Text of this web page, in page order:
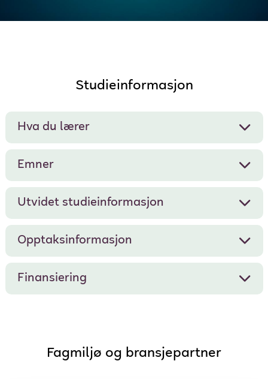
Studieinformasjon
Hva du lærer
Emner
Utvidet studieinformasjon
Opptaksinformasjon
Finansiering
Fagmiljø og bransjepartner